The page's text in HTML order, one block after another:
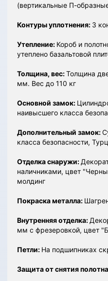
(вертикальные П-
Контуры уплотнения: 3
Утепление: Короб и
утеплено базальтовой
Толщина, вес:Толщина
мм. Вес до 110 кг
Основной замок:
наивысшего класса
Дополнительный замок:
класса безопасности,
Отделка снаружи:
наличниками, цвет
молдинг
Покраска металла:
Внутренняя отделка:
мм с фрезеровкой, цвет
Петли: На подшипниках
Защита от снятия